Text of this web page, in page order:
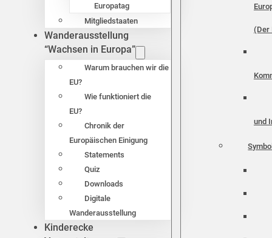
Europatag
Mitgliedstaaten
Wanderausstellung
“Wachsen in Europa”
Warum brauchen wir die
EU?
Wie funktioniert die
EU?
Chronik der
Europäischen Einigung
Statements
Quiz
Downloads
Digitale
Wanderausstellung
Kinderecke
(Der
und